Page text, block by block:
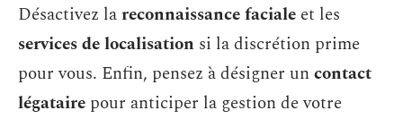
Désactivez lareconnaissance faciale et les
services de localisation si la discrétion prime
pour vous. Enfin, pensez à désigner uncontact
légataire pour anticiper la gestion de votre